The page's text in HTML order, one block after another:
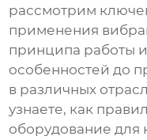
рассмотрим
применения
принципа работы
особенностей до
в различных
узнаете, как
оборудование для